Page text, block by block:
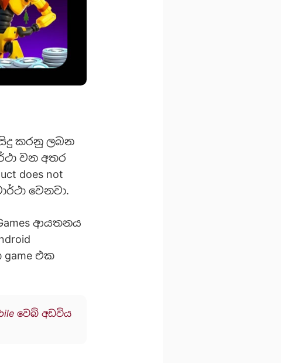
කරනු ලබන
වන අතර
does not
වෙනවා.
ආයතනය
game එක
වෙබ් අඩවිය